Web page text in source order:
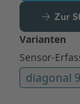
Zur